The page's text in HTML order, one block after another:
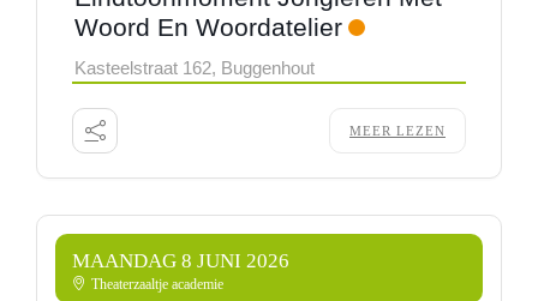
Woord En Woordatelier
Kasteelstraat 162, Buggenhout
MEER LEZEN
MAANDAG 8 JUNI 2026
Theaterzaaltje academie